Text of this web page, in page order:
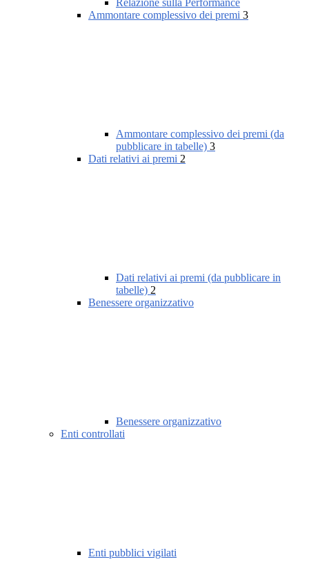
Relazione sulla Performance
Ammontare complessivo dei premi 3
Ammontare complessivo dei premi (da
pubblicare in tabelle) 3
Dati relativi ai premi 2
Dati relativi ai premi (da pubblicare in
tabelle) 2
Benessere organizzativo
Benessere organizzativo
Enti controllati
Enti pubblici vigilati